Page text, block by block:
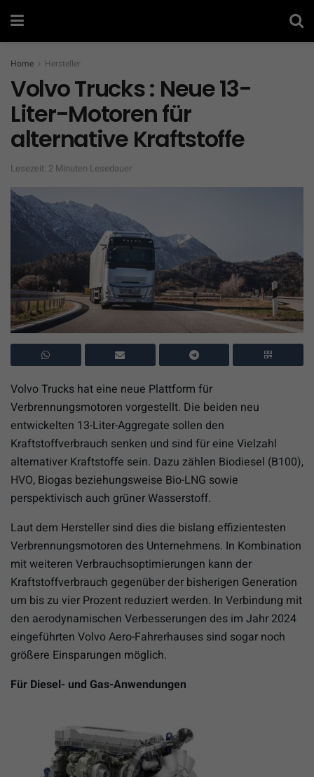
Home Hersteller
Volvo Trucks : Neue 13-
Liter-Motoren für
alternative Kraftstoffe
Lesezeit: 2 Minuten Lesedauer
Volvo Trucks hat eine neue Plattform für
Verbrennungsmotoren vorgestellt. Die beiden neu
entwickelten 13-Liter-Aggregate sollen den
Kraftstoffverbrauch senken und sind für eine Vielzahl
alternativer Kraftstoffe sein. Dazu zählen Biodiesel (B100),
HVO, Biogas beziehungsweise Bio-LNG sowie
perspektivisch auch grüner Wasserstoff.
Laut dem Hersteller sind dies die bislang effizientesten
Verbrennungsmotoren des Unternehmens. In Kombination
mit weiteren Verbrauchsoptimierungen kann der
Kraftstoffverbrauch gegenüber der bisherigen Generation
um bis zu vier Prozent reduziert werden. In Verbindung mit
den aerodynamischen Verbesserungen des im Jahr 2024
eingeführten Volvo Aero-Fahrerhauses sind sogar noch
größere Einsparungen möglich.
Für Diesel- und Gas-Anwendungen